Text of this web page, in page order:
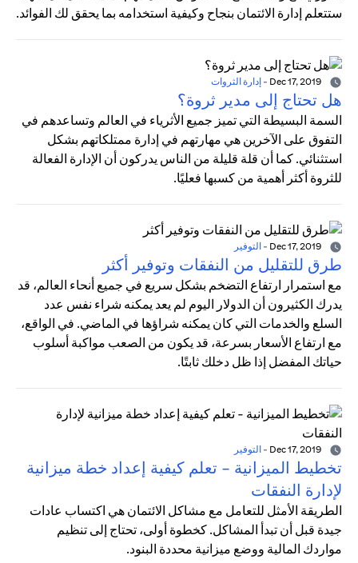
ستتعلم إدارة الائتمان بنجاح وكيفية استخدامه بما يحقق لك الفوائد.
- إدارة الثروات
هل تحتاج إلى مدير ثروة؟
السمة البسيطة التي تميز جميع الأثرياء في العالم وتساعدهم في
التفوق على الآخرين هي مهارتهم في إدارة ممتلكاتهم بشكل
استثنائي. كما أن قلة قليلة من الناس يدركون أن الإدارة الفعالة
للثروة أكثر أهمية من كسبها فعليًا.
- التوفير
طرق للتقليل من النفقات وتوفير أكثر
مع استمرار ارتفاع التضخم بشكل سريع في جميع أنحاء العالم، قد
يدرك الكثيرون أن الدولار اليوم لم يعد يمكنه شراء نفس عدد
السلع والخدمات التي كان يمكنه شراؤها في الماضي. في الواقع،
مع ارتفاع الأسعار بسرعة، قد يكون من الصعب مواكبة أسلوب
حياتك المفضل إذا ظل دخلك ثابتًا.
- التوفير
تخطيط الميزانية - تعلم كيفية إعداد خطة ميزانية
لإدارة النفقات
الطريقة الأمثل للتعامل مع مشاكل الائتمان هي اكتساب عادات
جيدة قبل أن تبدأ المشاكل. كخطوة أولى، تحتاج إلى تنظيم
مواردك المالية ووضع ميزانية محددة البنود.